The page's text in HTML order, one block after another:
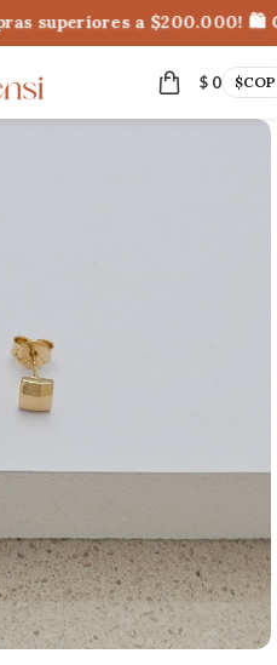
superiores a $200.000!
$0 $COP